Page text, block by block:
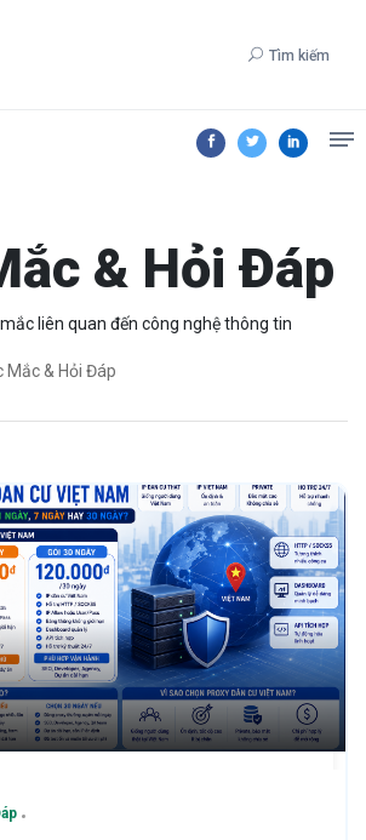
Tìm kiếm
& Hỏi Đáp
liên quan đến công nghệ thông tin
Mắc & Hỏi Đáp